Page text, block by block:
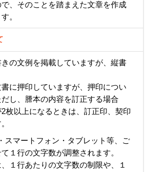
、そのことを踏まえた文章を作成
。
の文例を掲載していますが、縦書
に押印していますが、押印につい
し、謄本の内容を訂正する場合
枚以上になるときは、訂正印、契印
スマートフォン・タブレット等、ご
１行の文字数が調整されます。
１行あたりの文字数の制限や、１